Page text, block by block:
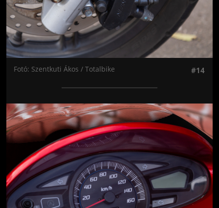
Fotó: Szentkuti Ákos / Totalbike #14
Jön még kép!